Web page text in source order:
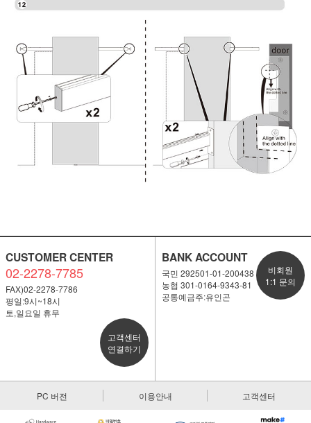
CUSTOMER CENTER
02-2278-7785
FAX)02-2278-7786
평일:9시~18시
토,일요일 휴무
고객센터
연결하기
BANK ACCOUNT
국민 292501-01-200438
농협 301-0164-9343-81
공통예금주:유인곤
비회원
1:1 문의
PC 버전 이용안내 고객센터